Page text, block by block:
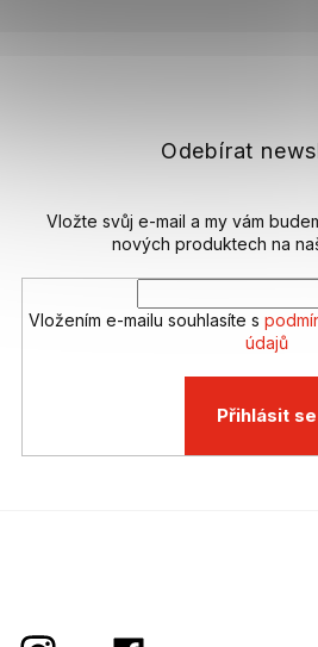
Odebírat
Vložte svůj e-mail a my vám
nových produktech na
Vložením e-mailu souhlasíte s
údajů
Přihlásit se